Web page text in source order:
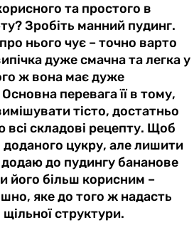
та простого в
Зробіть манний пудинг.
нього чує – точно варто
дуже смачна та легка у
ж вона має дуже
перевага її в тому,
тісто, достатньо
складові рецепту. Щоб
доданого цукру, але лишити
до пудингу бананове
його більш корисним –
яке до того ж надасть
структури.